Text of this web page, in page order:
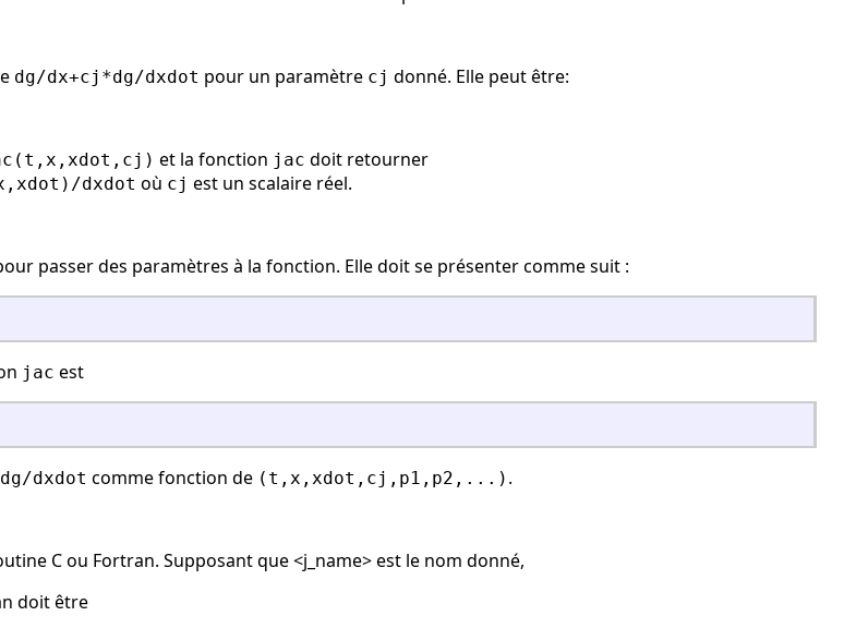
dg/dx+cj*dg/dxdot pour un paramètre cj donné. Elle peut être:
et la fonction jac doit retourner
dxdot où cj est un scalaire réel.
passer des paramètres à la fonction. Elle doit se présenter comme suit :
jac est
dxdot comme fonction de (t,x,xdot,cj,p1,p2,...) .
C ou Fortran. Supposant que <j_name> est le nom donné,
doit être